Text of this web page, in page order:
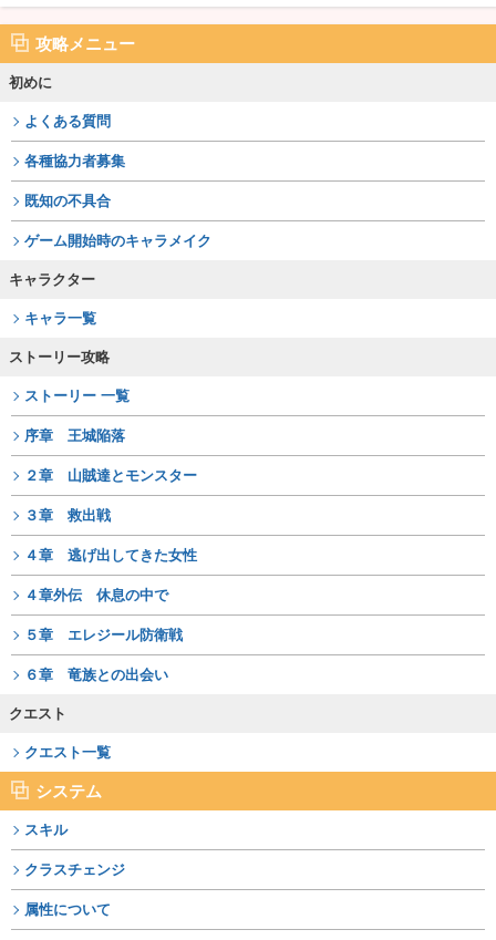
攻略メニュー
初めに
よくある質問
各種協力者募集
既知の不具合
ゲーム開始時のキャラメイク
キャラクター
キャラ一覧
ストーリー攻略
ストーリー 一覧
序章 王城陥落
２章 山賊達とモンスター
３章 救出戦
４章 逃げ出してきた女性
４章外伝 休息の中で
５章 エレジール防衛戦
６章 竜族との出会い
クエスト
クエスト一覧
システム
スキル
クラスチェンジ
属性について